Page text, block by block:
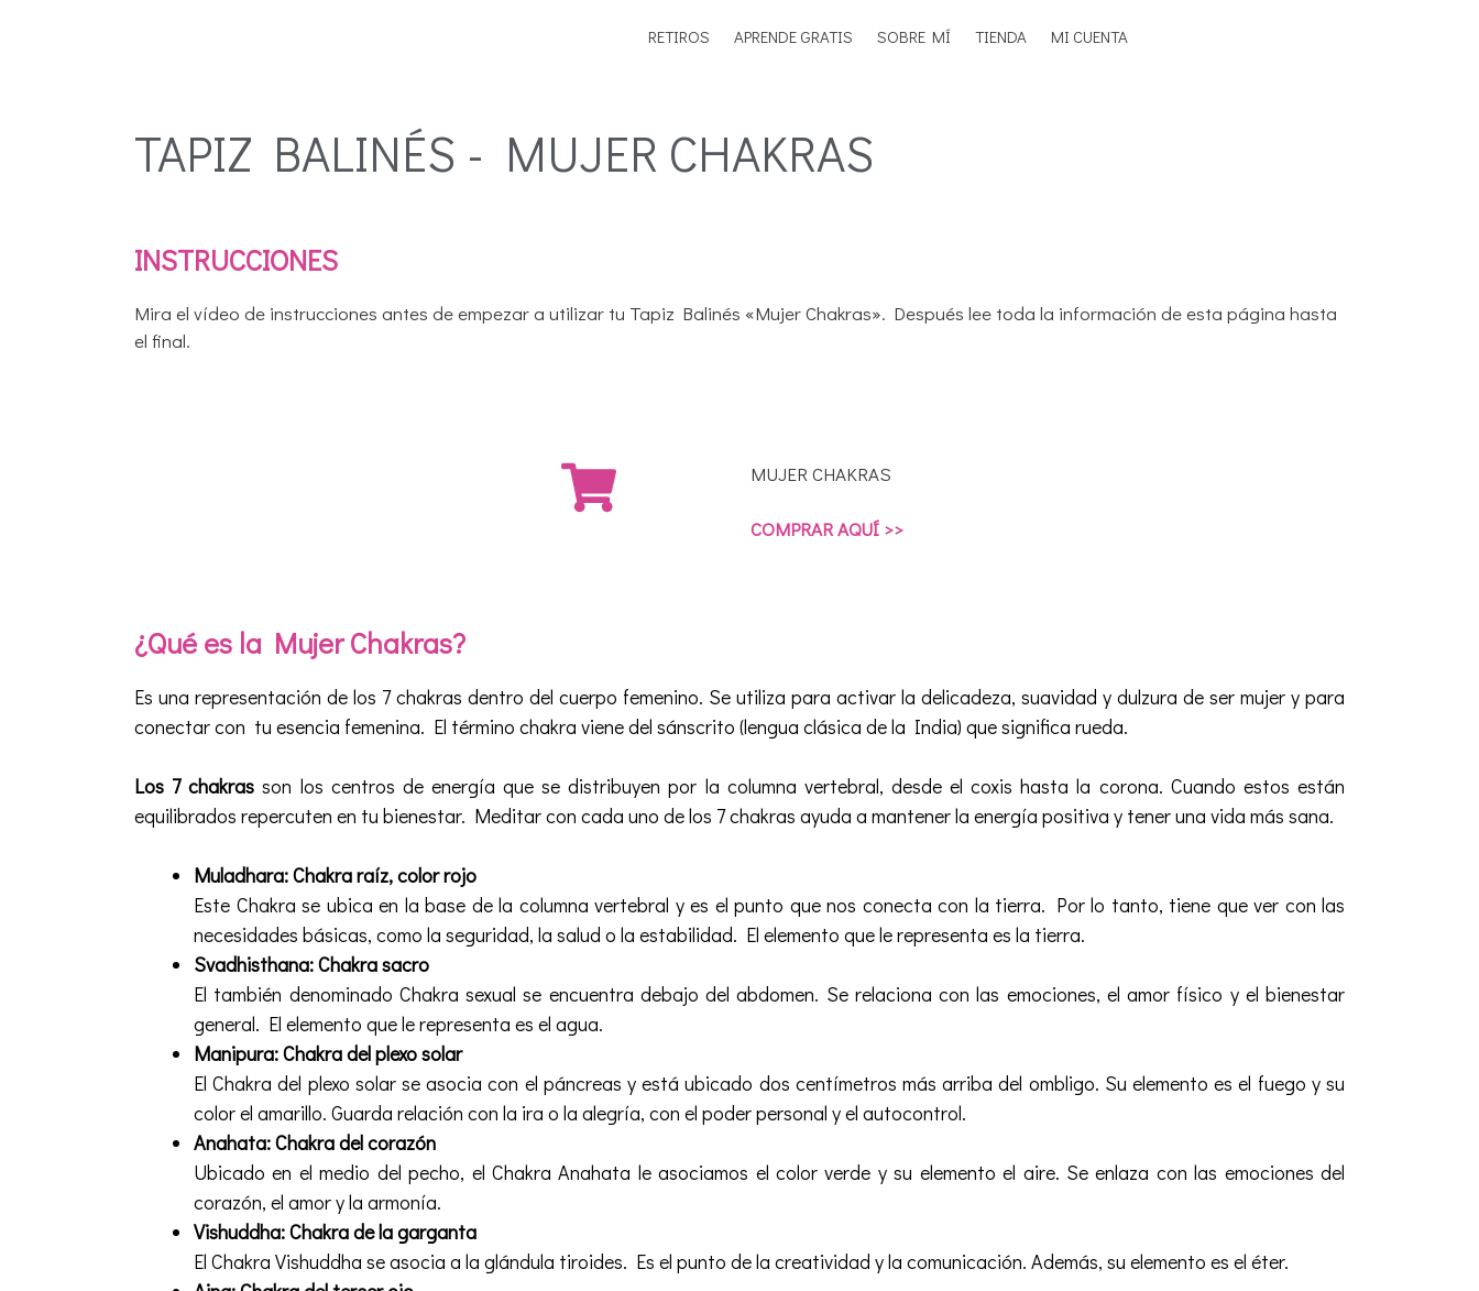
RETIROS APRENDE GRATIS SOBRE MÍ TIENDA MI CUENTA
TAPIZ BALINÉS - MUJER CHAKRAS
INSTRUCCIONES
Mira el vídeo de instrucciones antes de empezar a utilizar tu Tapiz Balinés «Mujer Chakras». Después lee toda la información de esta página hasta
el final.
MUJER CHAKRAS​
COMPRAR AQUÍ >>
¿Qué es la Mujer Chakras?
Es una representación de los 7 chakras dentro del cuerpo femenino. Se utiliza para activar la delicadeza, suavidad y dulzura de ser mujer y para
conectar con tu esencia femenina. El término chakra viene del sánscrito (lengua clásica de la India) que significa rueda.
Los 7 chakras son los centros de energía que se distribuyen por la columna vertebral, desde el coxis hasta la corona. Cuando estos están
equilibrados repercuten en tu bienestar. Meditar con cada uno de los 7 chakras ayuda a mantener la energía positiva y tener una vida más sana.
Muladhara: Chakra raíz, color rojo
Este Chakra se ubica en la base de la columna vertebral y es el punto que nos conecta con la tierra. Por lo tanto, tiene que ver con las
necesidades básicas, como la seguridad, la salud o la estabilidad. El elemento que le representa es la tierra.
Svadhisthana: Chakra sacro
El también denominado Chakra sexual se encuentra debajo del abdomen. Se relaciona con las emociones, el amor físico y el bienestar
general. El elemento que le representa es el agua.
Manipura: Chakra del plexo solar
El Chakra del plexo solar se asocia con el páncreas y está ubicado dos centímetros más arriba del ombligo. Su elemento es el fuego y su
color el amarillo. Guarda relación con la ira o la alegría, con el poder personal y el autocontrol.
Anahata: Chakra del corazón
Ubicado en el medio del pecho, el Chakra Anahata le asociamos el color verde y su elemento el aire. Se enlaza con las emociones del
corazón, el amor y la armonía.
Vishuddha: Chakra de la garganta
El Chakra Vishuddha se asocia a la glándula tiroides. Es el punto de la creatividad y la comunicación. Además, su elemento es el éter.